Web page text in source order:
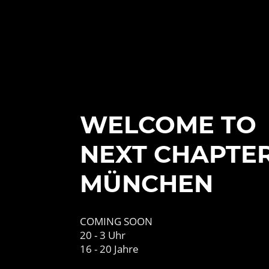
WELCOME TO
NEXT
MÜNCHEN
COMING SOON
20 - 3 Uhr
16 - 20 Jahre